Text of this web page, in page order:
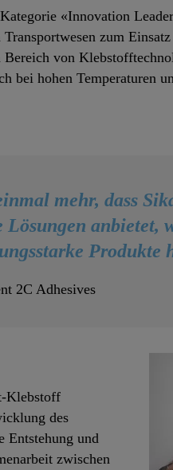
«Innovation
zum
von
hohen Temperaturen
mehr, dass
anbietet,
Produkte
2C Adhesives
Klebstoff
des
Entstehung und
zwischen